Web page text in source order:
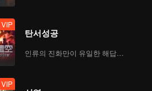
VIP
탄서성공
인류의 진화만이 유일한 해답이다
VIP